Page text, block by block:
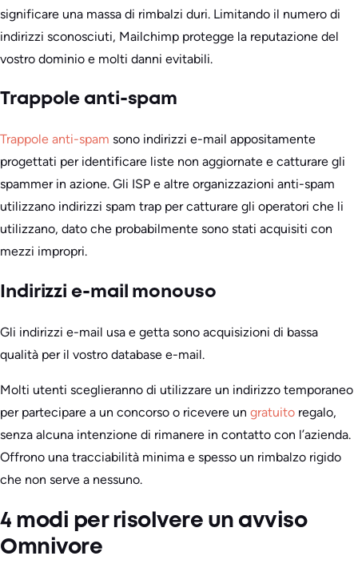
significare una massa di rimbalzi duri. Limitando il numero di
indirizzi sconosciuti, Mailchimp protegge la reputazione del
vostro dominio e molti danni evitabili.
Trappole anti-spam
Trappole anti-spam sono indirizzi e-mail appositamente
progettati per identificare liste non aggiornate e catturare gli
spammer in azione. Gli ISP e altre organizzazioni anti-spam
utilizzano indirizzi spam trap per catturare gli operatori che li
utilizzano, dato che probabilmente sono stati acquisiti con
mezzi impropri.
Indirizzi e-mail monouso
Gli indirizzi e-mail usa e getta sono acquisizioni di bassa
qualità per il vostro database e-mail.
Molti utenti sceglieranno di utilizzare un indirizzo temporaneo
per partecipare a un concorso o ricevere un gratuito regalo,
senza alcuna intenzione di rimanere in contatto con l’azienda.
Offrono una tracciabilità minima e spesso un rimbalzo rigido
che non serve a nessuno.
4 modi per risolvere un avviso
Omnivore